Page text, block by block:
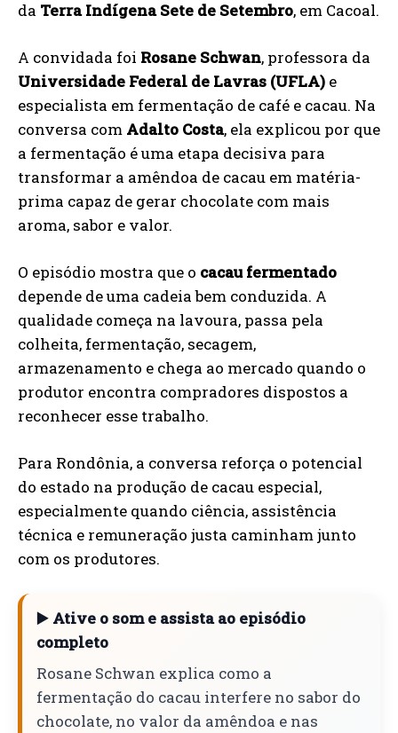
da Terra Indígena Sete de Setembro, em Cacoal.
A convidada foi Rosane Schwan, professora da
Universidade Federal de Lavras (UFLA) e
especialista em fermentação de café e cacau. Na
conversa com Adalto Costa, ela explicou por que
a fermentação é uma etapa decisiva para
transformar a amêndoa de cacau em matéria-
prima capaz de gerar chocolate com mais
aroma, sabor e valor.
O episódio mostra que o cacau fermentado
depende de uma cadeia bem conduzida. A
qualidade começa na lavoura, passa pela
colheita, fermentação, secagem,
armazenamento e chega ao mercado quando o
produtor encontra compradores dispostos a
reconhecer esse trabalho.
Para Rondônia, a conversa reforça o potencial
do estado na produção de cacau especial,
especialmente quando ciência, assistência
técnica e remuneração justa caminham junto
com os produtores.
▶️ Ative o som e assista ao episódio
completo
Rosane Schwan explica como a
fermentação do cacau interfere no sabor do
chocolate, no valor da amêndoa e nas